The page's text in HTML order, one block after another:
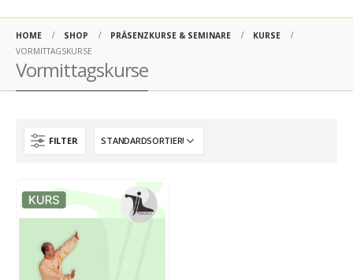
HOME SHOP PRÄSENZKURSE & SEMINARE
KURSE
VORMITTAGSKURSE
Vormittagskurse
FILTER